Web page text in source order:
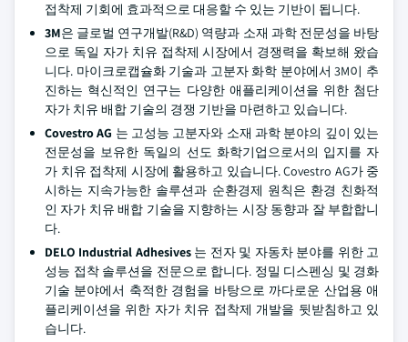
접착제 기회에 효과적으로 대응할 수 있는 기반이 됩니다.
3M은 글로벌 연구개발(R&D) 역량과 소재 과학 전문성을 바탕
으로 독일 자가 치유 접착제 시장에서 경쟁력을 확보해 왔습
니다. 마이크로캡슐화 기술과 고분자 화학 분야에서 3M이 추
진하는 혁신적인 연구는 다양한 애플리케이션을 위한 첨단
자가 치유 배합 기술의 경쟁 기반을 마련하고 있습니다.
Covestro AG 는 고성능 고분자와 소재 과학 분야의 깊이 있는
전문성을 보유한 독일의 선도 화학기업으로서의 입지를 자
가 치유 접착제 시장에 활용하고 있습니다. Covestro AG가 중
시하는 지속가능한 솔루션과 순환경제 원칙은 환경 친화적
인 자가 치유 배합 기술을 지향하는 시장 동향과 잘 부합합니
다.
DELO Industrial Adhesives는 전자 및 자동차 분야를 위한 고
성능 접착 솔루션을 전문으로 합니다. 정밀 디스펜싱 및 경화
기술 분야에서 축적한 경험을 바탕으로 까다로운 산업용 애
플리케이션을 위한 자가 치유 접착제 개발을 뒷받침하고 있
습니다.